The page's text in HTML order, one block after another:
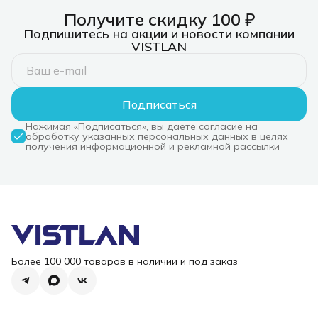
Получите скидку 100 ₽
Подпишитесь на акции и новости компании
VISTLAN
Подписаться
Нажимая «Подписаться», вы даете согласие на
обработку указанных персональных данных в целях
получения информационной и рекламной рассылки
Более 100 000 товаров в наличии и под заказ